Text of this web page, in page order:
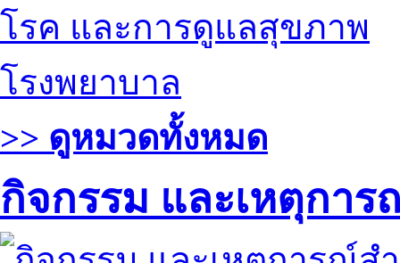
โรค และการดูแลสุขภาพ
โรงพยาบาล
>> ดูหมวดทั้งหมด
กิจกรรม และเหตุกา